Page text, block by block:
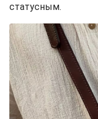
статусным.